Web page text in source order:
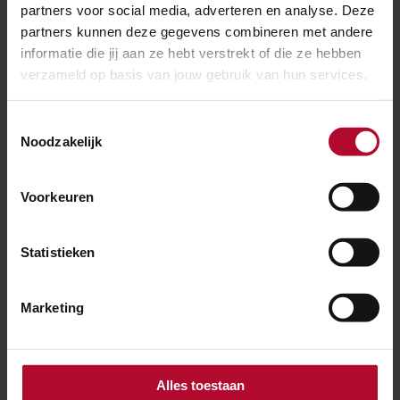
partners voor social media, adverteren en analyse. Deze
partners kunnen deze gegevens combineren met andere
informatie die jij aan ze hebt verstrekt of die ze hebben
verzameld op basis van jouw gebruik van hun services.
Noodzakelijk
Voorkeuren
Statistieken
Marketing
Alles toestaan
Wat is er sinds de start van het MJPG (in 2012)
gebeurd?
raildempers voor het MJPG?
Ben je tevreden over de informatie op
deze pagina?